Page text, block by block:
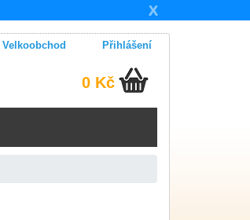
X
Velkoobchod Přihlášení
0 Kč